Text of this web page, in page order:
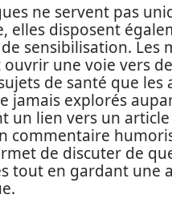
ne servent pas
elles disposent
sensibilisation. Les
une voie vers
de santé que les
jamais explorés
un lien vers un
commentaire
de discuter de
tout en gardant une